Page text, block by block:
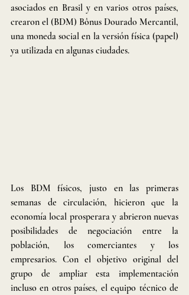
asociados en Brasil y en varios otros países,
crearon el (BDM) Bônus Dourado Mercantil,
una moneda social en la versión física (papel)
ya utilizada en algunas ciudades.
Los BDM físicos, justo en las primeras
semanas de circulación, hicieron que la
economía local prosperara y abrieron nuevas
posibilidades de negociación entre la
población, los comerciantes y los
empresarios. Con el objetivo original del
grupo de ampliar esta implementación
incluso en otros países, el equipo técnico de